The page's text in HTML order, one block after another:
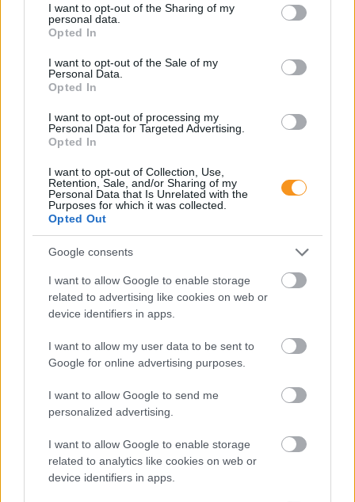
not limited to your visit or usage behaviour. You may click to
grant or deny consent to Google and its third-party tags to
use your data for below specified purposes in below Google
consent section.
I want to opt-out of the Sharing of my
personal data.
Opted In
I want to opt-out of the Sale of my
Personal Data.
Opted In
I want to opt-out of processing my
Personal Data for Targeted Advertising.
Opted In
I want to opt-out of Collection, Use,
Retention, Sale, and/or Sharing of my
Personal Data that Is Unrelated with the
Purposes for which it was collected.
Opted Out
Google consents
I want to allow Google to enable storage
related to advertising like cookies on web or
device identifiers in apps.
I want to allow my user data to be sent to
Google for online advertising purposes.
I want to allow Google to send me
personalized advertising.
I want to allow Google to enable storage
related to analytics like cookies on web or
device identifiers in apps.
iskolábanmódszertana, amelyet az elmúlt két
évben egy Erasmus+ partnerségi projekt keretében
próbáltak ki hat európai ország iskoláiban, a makói
Szignum Iskola
Pelusos gyerek az oviban: Minden
pelenkás gyerekek fogadását?
Minden esetben kötelessége-e az óvodának
pelenkás gyermeket fogadni? Milyen higiénés
helyiségben? Mi a helyzet az sni-s pelenkás
gyermekekkel, akiknél gyakrabban előfordulhat,
hogy a szobatisztasági gondok még fokozottabb
Toronymagasan verte a mezőnyt:
ez lett a magyarok kedvenc
állatkertje